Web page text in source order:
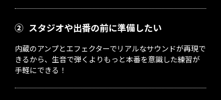
② スタジオや出番の前に準備したい
内蔵のアンプとエフェクターでリアルなサウンドが再現で
きるから、生音で弾くよりもっと本番を意識した練習が
手軽にできる！